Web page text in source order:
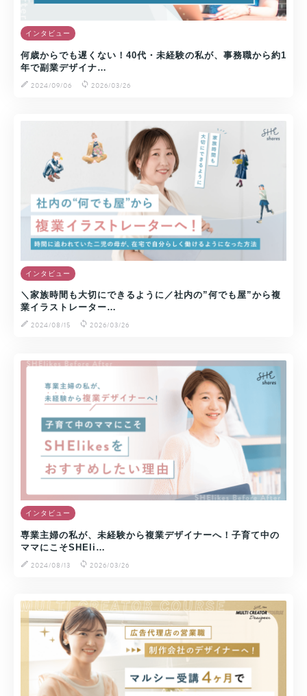
インタビュー
何歳からでも遅くない！40代・未経験の私が、事務職から約1
年で副業デザイナ…
2024/09/06
2026/03/26
インタビュー
＼家族時間も大切にできるように／社内の”何でも屋”から複
業イラストレーター…
2024/08/15
2026/03/26
インタビュー
専業主婦の私が、未経験から複業デザイナーへ！子育て中の
ママにこそSHEli…
2024/08/13
2026/03/26